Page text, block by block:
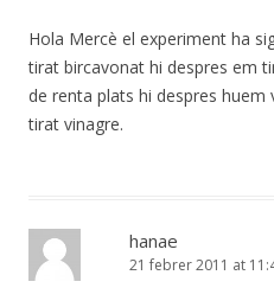
Hola Mercè el experiment ha
tirat bircavonat hi despres em
de renta plats hi despres
tirat vinagre.
hanae
21 febrer 2011 at